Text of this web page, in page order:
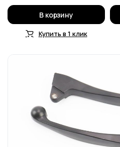
В корзину
Купить в 1 клик